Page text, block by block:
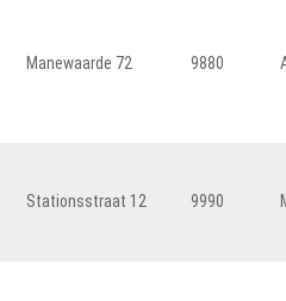
Manewaarde 72 9880
Stationsstraat 12 9990